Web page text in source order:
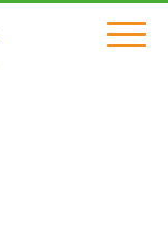
Click